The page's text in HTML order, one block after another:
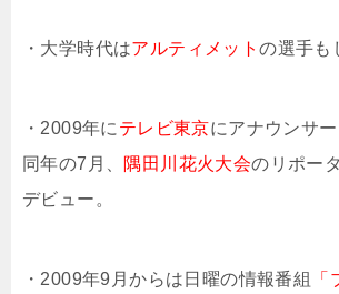
・大学時代はアルティメットの選手も
・2009年に テレビ東京にアナウンサ
同年の7月、 隅田川花火大会のリポー
デビュー。
・2009年9月からは日曜の情報番組